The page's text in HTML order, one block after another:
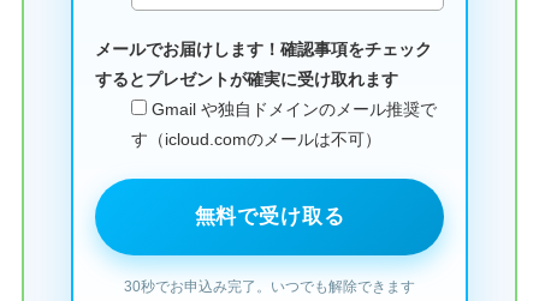
メールでお届けします！確認事項をチェック
するとプレゼントが確実に受け取れます
Gmail や独自ドメインのメール推奨で
す（icloud.comのメールは不可）